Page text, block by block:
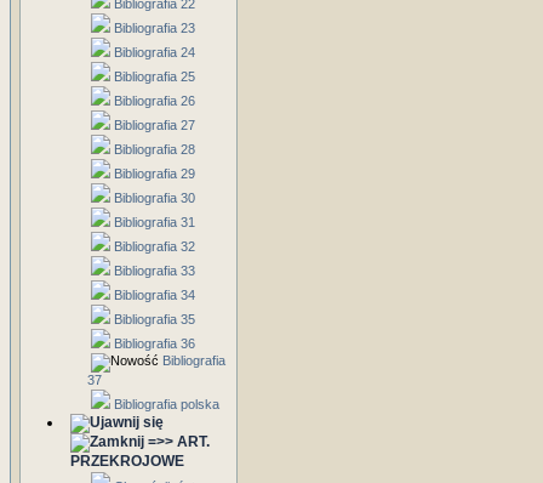
Bibliografia 22
Bibliografia 23
Bibliografia 24
Bibliografia 25
Bibliografia 26
Bibliografia 27
Bibliografia 28
Bibliografia 29
Bibliografia 30
Bibliografia 31
Bibliografia 32
Bibliografia 33
Bibliografia 34
Bibliografia 35
Bibliografia 36
Bibliografia
37
Bibliografia polska
=>> ART.
PRZEKROJOWE